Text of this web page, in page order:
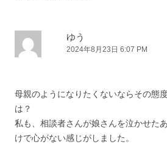
ン
ゆう
2024年8月23日 6:07 PM
母親のようになりたくないならその態
は？
私も、相談者さんが娘さんを泣かせた
けで心がない感じがしました。